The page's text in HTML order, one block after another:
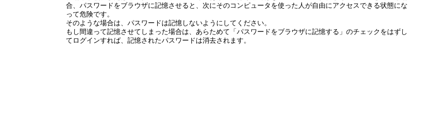
合、パスワードをブラウザに記憶させると、次にそのコンピュータを使った人が自由にアクセスできる状態にな
って危険です。
そのような場合は、パスワードは記憶しないようにしてください。
もし間違って記憶させてしまった場合は、あらためて「パスワードをブラウザに記憶する」のチェックをはずし
てログインすれば、記憶されたパスワードは消去されます。